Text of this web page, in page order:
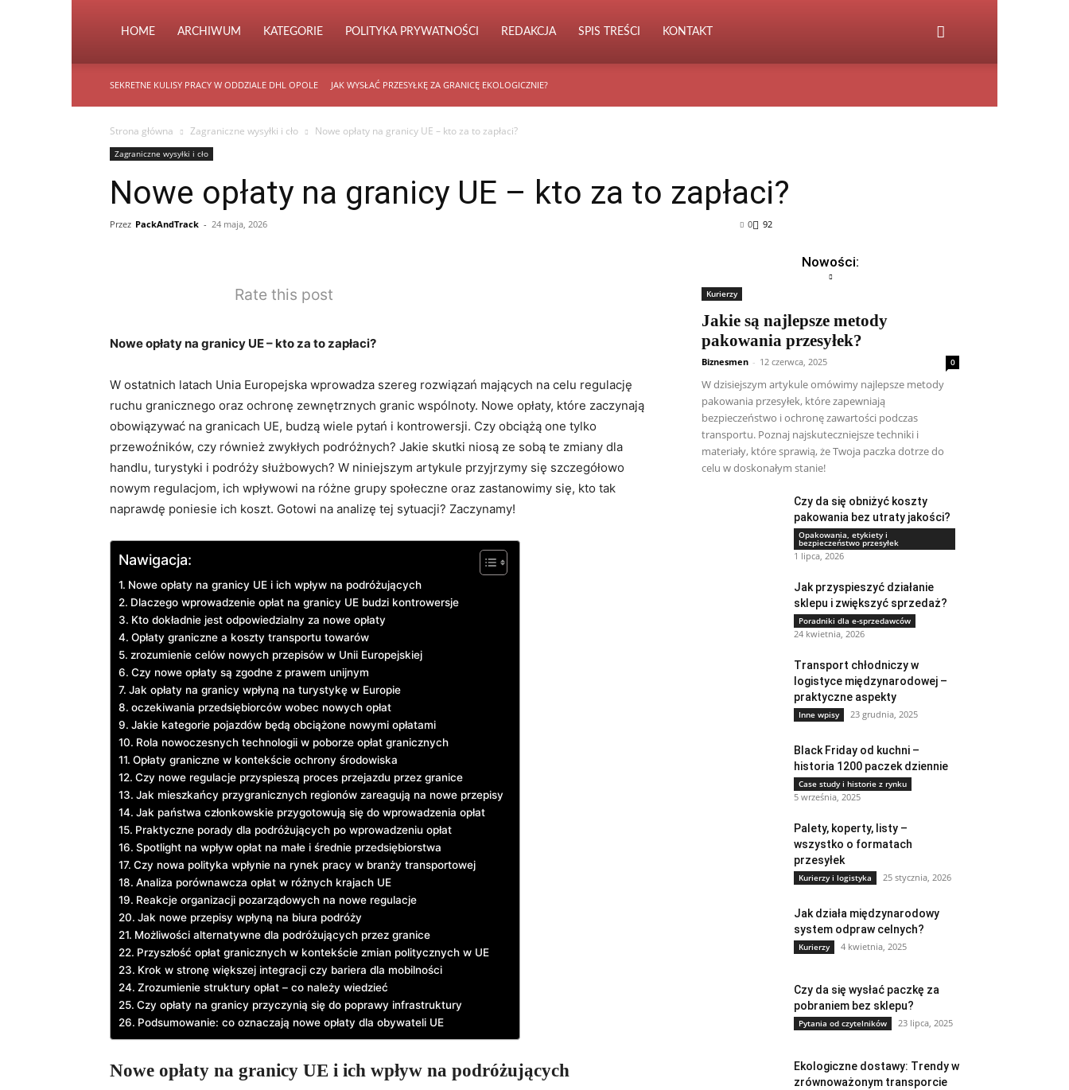
HOME ARCHIWUM KATEGORIE POLITYKA PRYWATNOŚCI REDAKCJA SPIS TREŚCI KONTAKT
SEKRETNE KULISY PRACY W ODDZIALE DHL OPOLE JAK WYSŁAĆ PRZESYŁKĘ ZA GRANICĘ EKOLOGICZNIE?
Strona główna Zagraniczne wysyłki i cło Nowe opłaty na granicy UE – kto za to zapłaci?
Zagraniczne wysyłki i cło
Nowe opłaty na granicy UE – kto za to zapłaci?
Przez PackAndTrack - 24 maja, 2026 92
0
Rate this post
Nowe opłaty na granicy UE – kto za to zapłaci?
W ostatnich latach Unia Europejska wprowadza szereg rozwiązań mających na celu regulację
ruchu granicznego oraz ochronę zewnętrznych granic wspólnoty. Nowe opłaty, które zaczynają
obowiązywać na granicach UE, budzą wiele pytań i kontrowersji. Czy obciążą one tylko
przewoźników, czy również zwykłych podróżnych? Jakie skutki niosą ze sobą te zmiany dla
handlu, turystyki i podróży służbowych? W niniejszym artykule przyjrzymy się szczegółowo
nowym regulacjom, ich wpływowi na różne grupy społeczne oraz zastanowimy się, kto tak
naprawdę poniesie ich koszt. Gotowi na analizę tej sytuacji? Zaczynamy!
Nawigacja:
Nowe opłaty na granicy UE i ich wpływ na podróżujących
Dlaczego wprowadzenie opłat na granicy UE budzi kontrowersje
Kto dokładnie jest odpowiedzialny za nowe opłaty
Opłaty graniczne a koszty transportu towarów
zrozumienie celów nowych przepisów w Unii Europejskiej
Czy nowe opłaty są zgodne z prawem unijnym
Jak opłaty na granicy wpłyną na turystykę w Europie
oczekiwania przedsiębiorców wobec nowych opłat
Jakie kategorie pojazdów będą obciążone nowymi opłatami
Rola nowoczesnych technologii w poborze opłat granicznych
Opłaty graniczne w kontekście ochrony środowiska
Czy nowe regulacje przyspieszą proces przejazdu przez granice
Jak mieszkańcy przygranicznych regionów zareagują na nowe przepisy
Jak państwa członkowskie przygotowują się do wprowadzenia opłat
Praktyczne porady dla podróżujących po wprowadzeniu opłat
Spotlight na wpływ opłat na małe i średnie przedsiębiorstwa
Czy nowa polityka wpłynie na rynek pracy w branży transportowej
Analiza porównawcza opłat w różnych krajach UE
Reakcje organizacji pozarządowych na nowe regulacje
Jak nowe przepisy wpłyną na biura podróży
Możliwości alternatywne dla podróżujących przez granice
Przyszłość opłat granicznych w kontekście zmian politycznych w UE
Krok w stronę większej integracji czy bariera dla mobilności
Zrozumienie struktury opłat – co należy wiedzieć
Czy opłaty na granicy przyczynią się do poprawy infrastruktury
Podsumowanie: co oznaczają nowe opłaty dla obywateli UE
Nowe opłaty na granicy UE i ich wpływ na podróżujących
Nowości:
Kurierzy
Jakie są najlepsze metody
pakowania przesyłek?
Biznesmen - 12 czerwca, 2025 0
W dzisiejszym artykule omówimy najlepsze metody
pakowania przesyłek, które zapewniają
bezpieczeństwo i ochronę zawartości podczas
transportu. Poznaj najskuteczniejsze techniki i
materiały, które sprawią, że Twoja paczka dotrze do
celu w doskonałym stanie!
Czy da się obniżyć koszty
pakowania bez utraty jakości?
Opakowania, etykiety i
bezpieczeństwo przesyłek
1 lipca, 2026
Jak przyspieszyć działanie
sklepu i zwiększyć sprzedaż?
Poradniki dla e-sprzedawców
24 kwietnia, 2026
Transport chłodniczy w
logistyce międzynarodowej –
praktyczne aspekty
Inne wpisy 23 grudnia, 2025
Black Friday od kuchni –
historia 1200 paczek dziennie
Case study i historie z rynku
5 września, 2025
Palety, koperty, listy –
wszystko o formatach
przesyłek
Kurierzy i logistyka 25 stycznia, 2026
Jak działa międzynarodowy
system odpraw celnych?
Kurierzy 4 kwietnia, 2025
Czy da się wysłać paczkę za
pobraniem bez sklepu?
Pytania od czytelników 23 lipca, 2025
Ekologiczne dostawy: Trendy w
zrównoważonym transporcie